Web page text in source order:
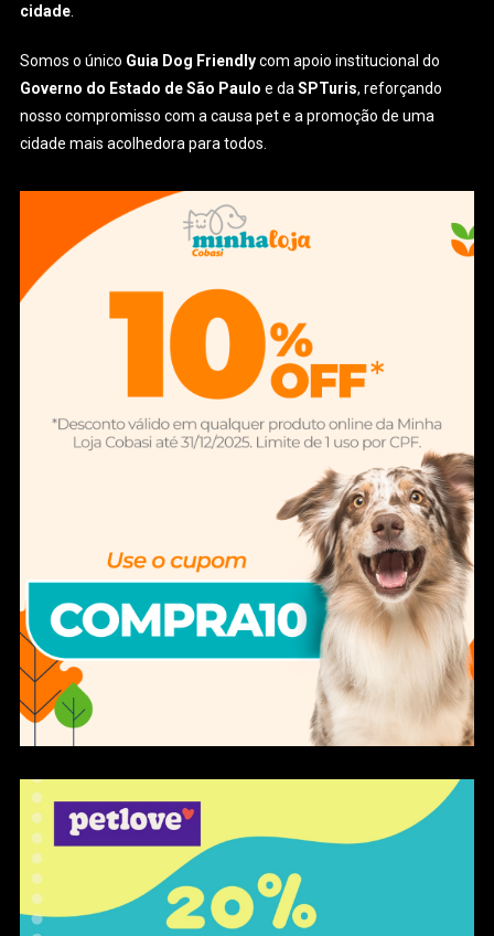
cidade
Somos o único Guia Dog Friendlycom apoio institucional do
Governo do Estado de São Paulo e daSPTuris, reforçando
nosso compromisso com a causa pet e a promoção de uma
cidade mais acolhedora para todos.